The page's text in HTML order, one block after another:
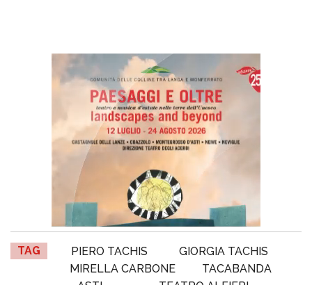
TAG PIERO TACHIS
GIORGIA TACHIS
MIRELLA CARBONE
TACABANDA